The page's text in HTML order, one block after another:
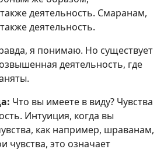
деятельность. Смаранам,
деятельность.
я понимаю. Но существует
деятельность, где
Что вы имеете в виду? Чувства
Интуиция, когда вы
как например, шраванам,
чувства, это означает